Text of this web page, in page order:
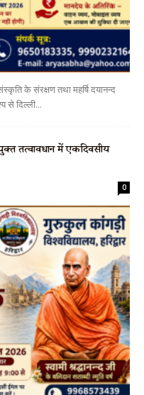
के संरक्षण तथा महर्षि दयानन्द
से दिल्ली...
तत्वावधान में एकदिवसीय
0